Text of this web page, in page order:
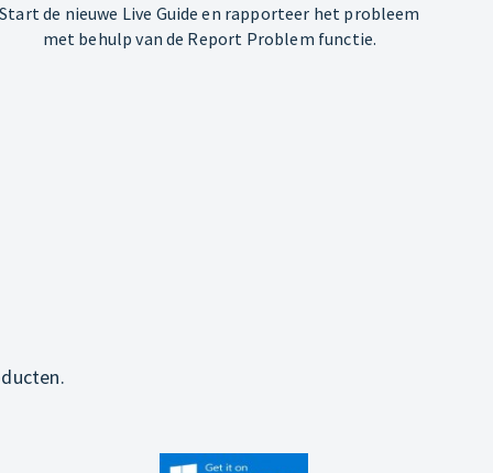
Start de nieuwe Live Guide en rapporteer het probleem
met behulp van de Report Problem functie.